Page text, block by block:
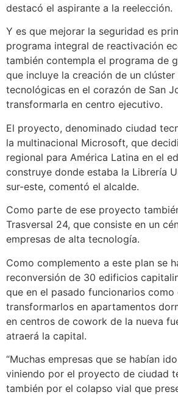
destacó el aspirante a la reelección.
Y es que mejorar la seguridad es
programa integral de reactivación
también contempla el programa de
que incluye la creación de un clúster
tecnológicas en el corazón de San
transformarla en centro ejecutivo.
El proyecto, denominado ciudad
la multinacional Microsoft, que
regional para América Latina en el
construye donde estaba la Librería
sur-este, comentó el alcalde.
Como parte de ese proyecto
Trasversal 24, que consiste en un
empresas de alta tecnología.
Como complemento a este plan se
reconversión de 30 edificios
que en el pasado funcionarios como
transformarlos en apartamentos
en centros de cowork de la nueva
atraerá la capital.
“Muchas empresas que se habían
viniendo por el proyecto de ciudad
también por el colapso vial que